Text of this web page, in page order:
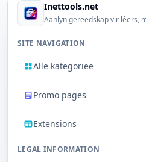
Inettools.net
Aanlyn gereedskap vir lêers,
SITE NAVIGATION
Alle kategorieë
Promo pages
Extensions
LEGAL INFORMATION